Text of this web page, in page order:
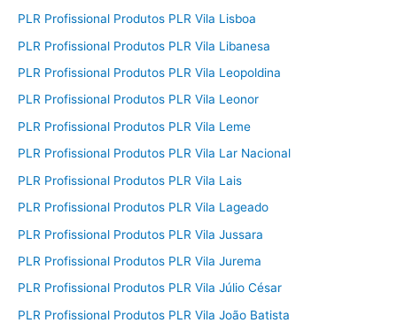
PLR Profissional Produtos PLR Vila Lisboa
PLR Profissional Produtos PLR Vila Libanesa
PLR Profissional Produtos PLR Vila Leopoldina
PLR Profissional Produtos PLR Vila Leonor
PLR Profissional Produtos PLR Vila Leme
PLR Profissional Produtos PLR Vila Lar Nacional
PLR Profissional Produtos PLR Vila Lais
PLR Profissional Produtos PLR Vila Lageado
PLR Profissional Produtos PLR Vila Jussara
PLR Profissional Produtos PLR Vila Jurema
PLR Profissional Produtos PLR Vila Júlio César
PLR Profissional Produtos PLR Vila João Batista